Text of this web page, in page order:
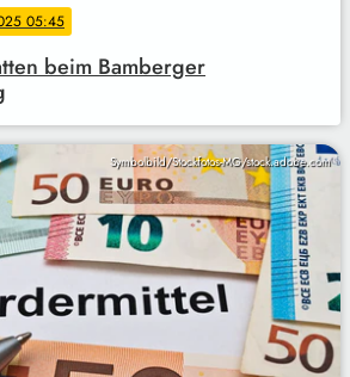
05:45
beim Bamberger
Symbolbild/Stockfotos-MG/stock.adobe.com